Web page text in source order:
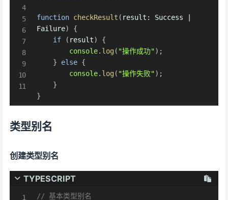
function checkResult ( result : Success
Failure)
{
if
( result)
{
console. log ( "操作成功") ;
}
else {
console. log ( "操作失败") ;
}
}
类型别名
创建类型别名
TYPESCRIPT
// 基本类型别名